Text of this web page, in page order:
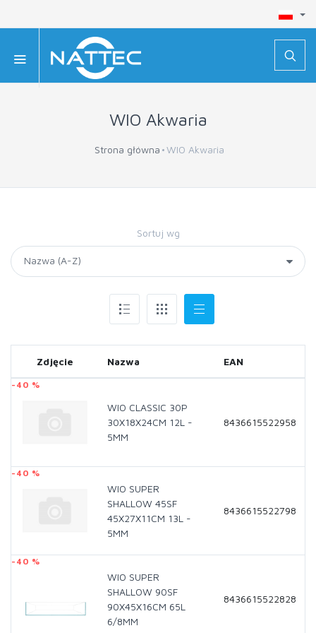
WIO Akwaria
Strona główna WIO Akwaria
Sortuj wg
Zdjęcie Nazwa EAN
-40 %
WIO CLASSIC 30P
30X18X24CM 12L -
5MM
8436615522958
-40 %
WIO SUPER
SHALLOW 45SF
45X27X11CM 13L -
5MM
8436615522798
-40 %
WIO SUPER
SHALLOW 90SF
90X45X16CM 65L
6/8MM
8436615522828